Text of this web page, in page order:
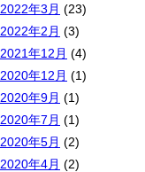
2022年3月 (23)
2022年2月 (3)
2021年12月 (4)
2020年12月 (1)
2020年9月 (1)
2020年7月 (1)
2020年5月 (2)
2020年4月 (2)